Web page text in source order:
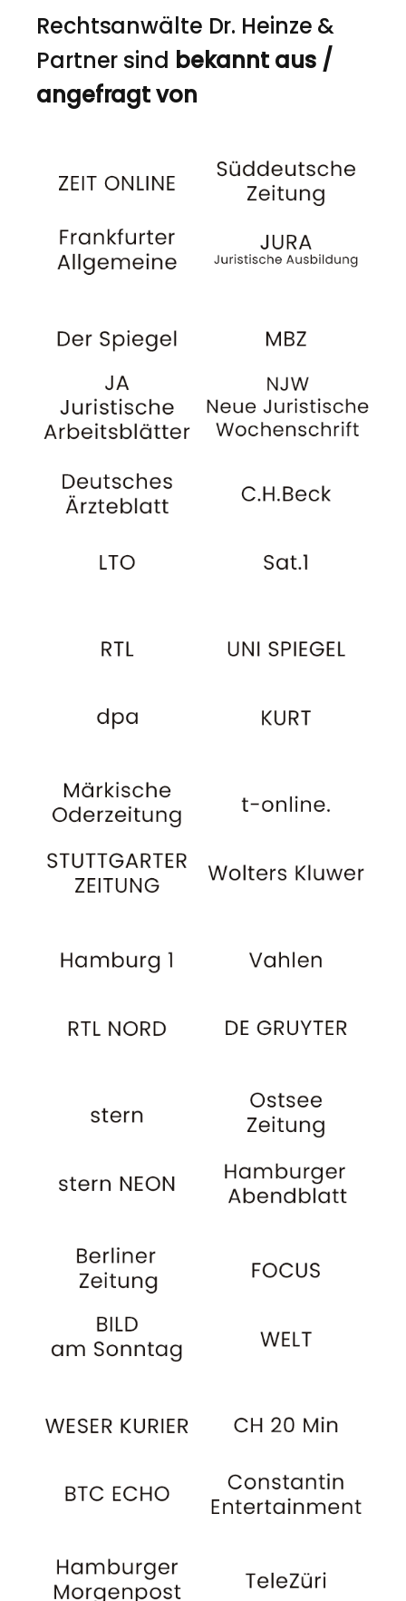
Rechtsanwälte Dr. Heinze &
Partner sind bekannt aus /
angefragt von